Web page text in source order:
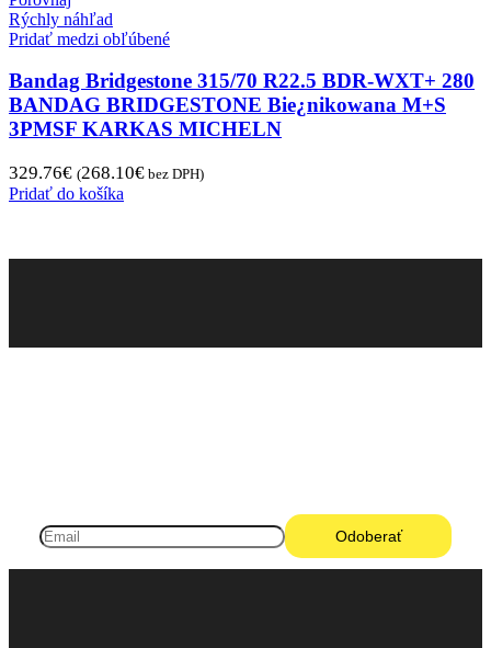
Rýchly náhľad
Pridať medzi obľúbené
Bandag Bridgestone 315/70 R22.5 BDR-WXT+ 280
BANDAG BRIDGESTONE Bie¿nikowana M+S
3PMSF KARKAS MICHELN
329.76€ (268.10€ bez DPH)
Pridať do košíka